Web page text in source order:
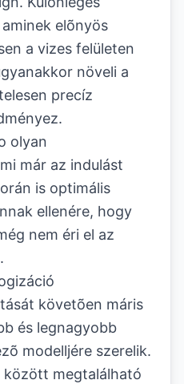
elõnyös
a vizes felületen
növeli a
precíz
olyan
már az indulást
is optimális
ellenére, hogy
nem éri el az
követõen máris
és legnagyobb
modelljére szerelik.
között megtalálható